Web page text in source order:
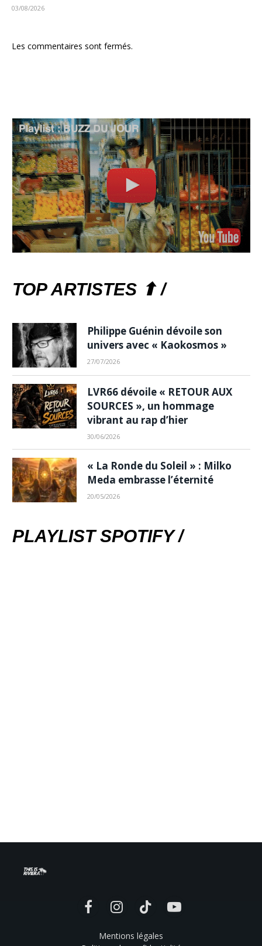
03/08/2026
Les commentaires sont fermés.
TOP ARTISTES ⬆ /
Philippe Guénin dévoile son
univers avec « Kaokosmos »
27/07/2026
LVR66 dévoile « RETOUR AUX
SOURCES », un hommage
vibrant au rap d’hier
30/06/2026
« La Ronde du Soleil » : Milko
Meda embrasse l’éternité
20/05/2026
PLAYLIST SPOTIFY /
FacebookInstagramTikTok YouTube
Mentions légales